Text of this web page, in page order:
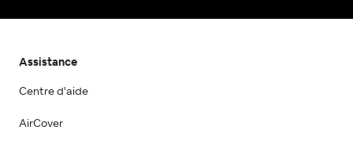
Assistance
Centre d'aide
AirCover